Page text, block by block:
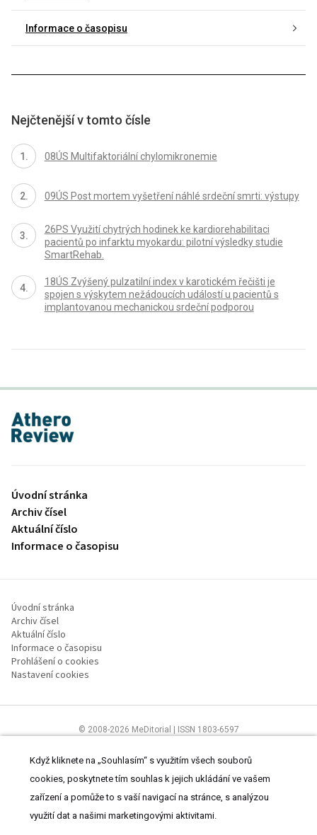
Informace o časopisu
Nejčtenější v tomto čísle
08ÚS Multifaktoriální chylomikronemie
09ÚS Post mortem vyšetření náhlé srdeční smrti: výstupy
26PS Využití chytrých hodinek ke kardiorehabilitaci
pacientů po infarktu myokardu: pilotní výsledky studie
SmartRehab.
18ÚS Zvýšený pulzatilní index v karotickém řečišti je
spojen s výskytem nežádoucích událostí u pacientů s
implantovanou mechanickou srdeční podporou
proLékaře.cz
Úvodní stránka
Archiv čísel
Aktuální číslo
Informace o časopisu
Úvodní stránka
Archiv čísel
Aktuální číslo
Informace o časopisu
Prohlášení o cookies
Nastavení cookies
© 2008-2026 MeDitorial | ISSN 1803-6597
zdravotnictví.Čtěte prohlášeníaZásady zpracování osobních údajů
Když kliknete na „Souhlasím“ s využitím všech souborů
cookies, poskytnete tím souhlas k jejich ukládání ve vašem
zařízení a pomůže to s vaší navigací na stránce, s analýzou
využití dat a našimi marketingovými aktivitami.